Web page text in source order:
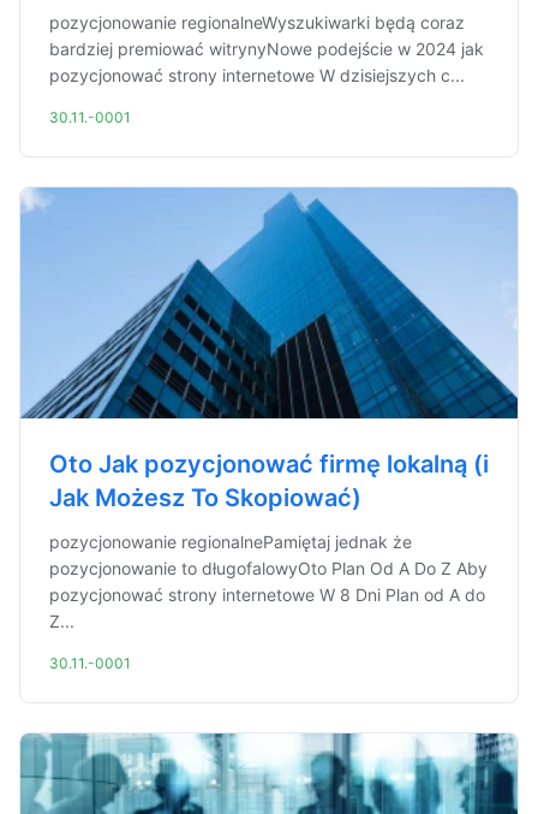
pozycjonowanie regionalneWyszukiwarki będą coraz
bardziej premiować witrynyNowe podejście w 2024 jak
pozycjonować strony internetowe W dzisiejszych c...
30.11.-0001
Oto Jak pozycjonować firmę lokalną (i
Jak Możesz To Skopiować)
pozycjonowanie regionalnePamiętaj jednak że
pozycjonowanie to długofalowyOto Plan Od A Do Z Aby
pozycjonować strony internetowe W 8 Dni Plan od A do
Z...
30.11.-0001